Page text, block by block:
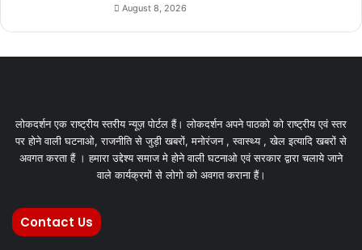
August 8, 2026
लोकदर्शन एक राष्ट्रीय स्तरीय न्यूज़ पोर्टल हैं। लोकदर्शन अपने पाठको को राष्ट्रीय एवं स्तर
पर होने वाली घटनाओ, राजनीति से जुड़ी खबरों, मनोरंजन , स्वास्थ्य , खेल इत्यादि खबरों से
अवगत करता हैं । हमारा उद्देश्य समाज मे होने वाली घटनाओ एवं सरकार द्वारा चलाये जाने
वाले कार्यक्रमों से लोगो को अवगत कराना हैं।
Contact Us